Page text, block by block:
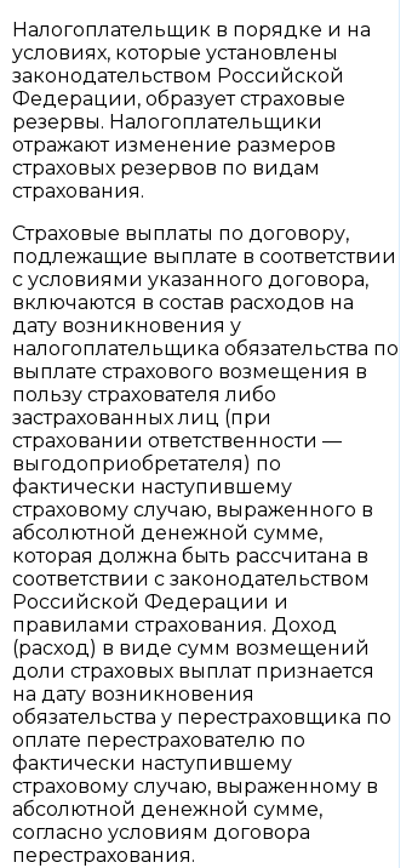
Налогоплательщик в порядке и на
условиях, которые установлены
законодательством Российской
Федерации, образует страховые
резервы. Налогоплательщики
отражают изменение размеров
страховых резервов по видам
страхования.
Страховые выплаты по договору,
подлежащие выплате в соответствии
с условиями указанного договора,
включаются в состав расходов на
дату возникновения у
налогоплательщика обязательства по
выплате страхового возмещения в
пользу страхователя либо
застрахованных лиц (при
страховании ответственности —
выгодоприобретателя) по
фактически наступившему
страховому случаю, выраженного в
абсолютной денежной сумме,
которая должна быть рассчитана в
соответствии с законодательством
Российской Федерации и
правилами страхования. Доход
(расход) в виде сумм возмещений
доли страховых выплат признается
на дату возникновения
обязательства у перестраховщика по
оплате перестрахователю по
фактически наступившему
страховому случаю, выраженному в
абсолютной денежной сумме,
согласно условиям договора
перестрахования.